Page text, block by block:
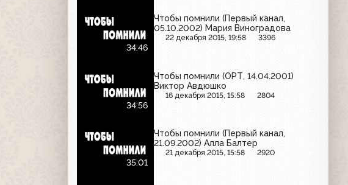
34:46
Чтобы помнили (Первый канал,
05.10.2002) Мария Виноградова
22 декабря 2015, 19:58 3396
34:56
Чтобы помнили (ОРТ, 14.04.2001)
Виктор Авдюшко
16 декабря 2015, 15:58 2804
35:01
Чтобы помнили (Первый канал,
21.09.2002) Алла Балтер
21 декабря 2015, 15:58 2920